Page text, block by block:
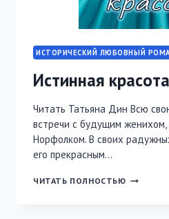
ИСТОРИЧЕСКИЙ ЛЮБОВНЫЙ
Истинная красота
Читать Татьяна Дин Всю
встречи с будущим женихом,
Норфолком. В своих
его прекрасным…
ЧИТАТЬ ПОЛНОСТЬЮ ИСТИННАЯ